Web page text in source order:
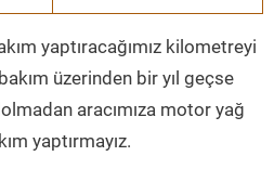
yaptıracağımız kilometreyi
üzerinden bir yıl geçse
aracımıza motor yağ
yaptırmayız.